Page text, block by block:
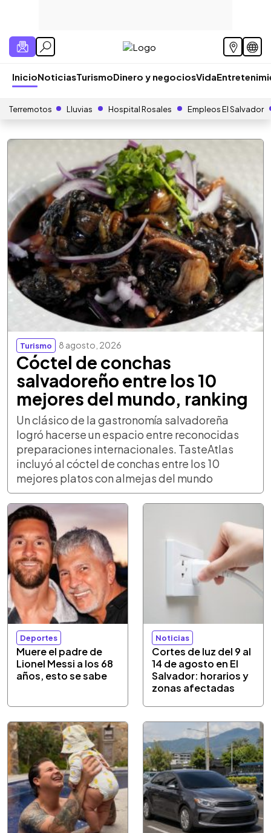
InicioNoticiasTurismoDinero y negociosVida
Terremotos Lluvias Hospital Rosales Empleos El Salvador
Turismo 8 agosto, 2026
Cóctel de conchas
salvadoreño entre los 10
mejores del mundo, ranking
Un clásico de la gastronomía salvadoreña
logró hacerse un espacio entre reconocidas
preparaciones internacionales. TasteAtlas
incluyó al cóctel de conchas entre los 10
mejores platos con almejas del mundo
Deportes
Muere el padre de
Lionel Messi a los 68
años, esto se sabe
Noticias
Cortes de luz del 9 al
14 de agosto en El
Salvador: horarios y
zonas afectadas